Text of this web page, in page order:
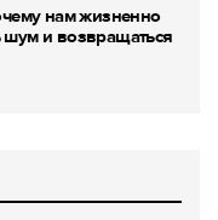
нам жизненно
и возвращаться